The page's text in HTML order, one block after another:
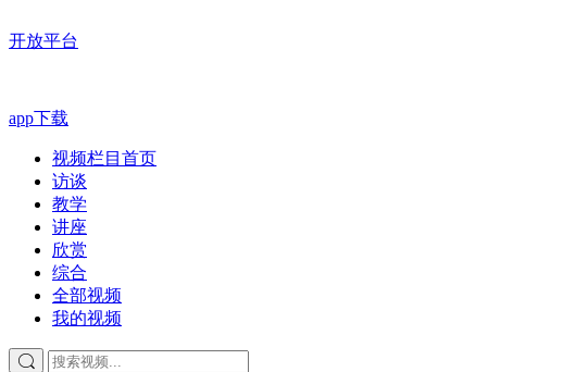
开放平台
app下载
视频栏目首页
访谈
教学
讲座
欣赏
综合
全部视频
我的视频